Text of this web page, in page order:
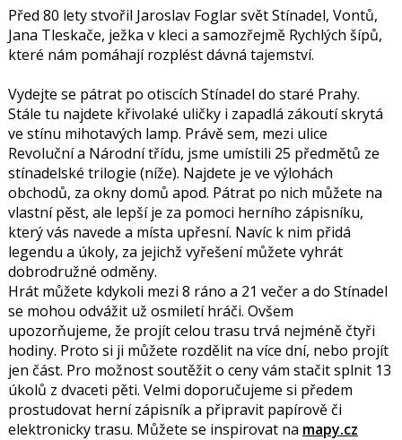
Před 80 lety stvořil Jaroslav Foglar svět Stínadel, Vontů,
Jana Tleskače, ježka v kleci a samozřejmě Rychlých šípů,
které nám pomáhají rozplést dávná tajemství.
Vydejte se pátrat po otiscích Stínadel do staré Prahy.
Stále tu najdete křivolaké uličky i zapadlá zákoutí skrytá
ve stínu mihotavých lamp. Právě sem, mezi ulice
Revoluční a Národní třídu, jsme umístili 25 předmětů ze
stínadelské trilogie (níže). Najdete je ve výlohách
obchodů, za okny domů apod. Pátrat po nich můžete na
vlastní pěst, ale lepší je za pomoci herního zápisníku,
který vás navede a místa upřesní. Navíc k nim přidá
legendu a úkoly, za jejichž vyřešení můžete vyhrát
dobrodružné odměny.
Hrát můžete kdykoli mezi 8 ráno a 21 večer a do Stínadel
se mohou odvážit už osmiletí hráči. Ovšem
upozorňujeme, že projít celou trasu trvá nejméně čtyři
hodiny. Proto si ji můžete rozdělit na více dní, nebo projít
jen část. Pro možnost soutěžit o ceny vám stačit splnit 13
úkolů z dvaceti pěti. Velmi doporučujeme si předem
prostudovat herní zápisník a připravit papírově či
elektronicky trasu. Můžete se inspirovat na mapy.cz